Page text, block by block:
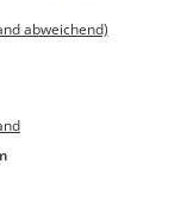
abweichend)